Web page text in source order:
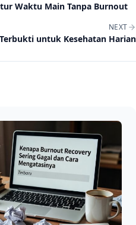
Waktu Main Tanpa Burnout
NEXT
untuk Kesehatan Harian